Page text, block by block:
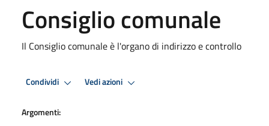
Consiglio comunale
Il Consiglio comunale è l'organo di indirizzo e controllo
Condividi Vedi azioni
Argomenti: